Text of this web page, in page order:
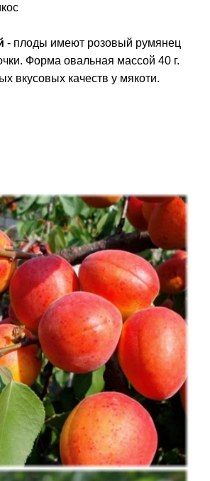
- плоды имеют розовый румянец
Форма овальная массой 40 г.
вкусовых качеств у мякоти.